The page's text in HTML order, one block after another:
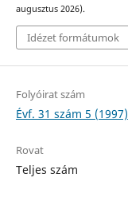
augusztus 2026).
Idézet formátumok
Folyóirat szám
Évf. 31 szám 5 (1997)
Rovat
Teljes szám